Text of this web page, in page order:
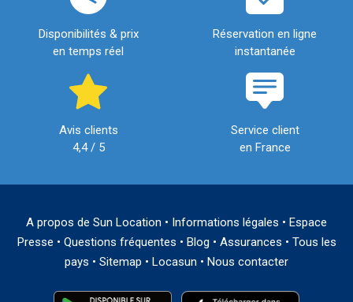
Disponibilités & prix
en temps réel
Réservation en ligne
instantanée
Avis clients
4,4 / 5
Service client
en France
A propos de Sun Location • Informations légales • Espace
Presse • Questions fréquentes • Blog • Assurances • Tous les
pays • Sitemap • Locasun • Nous contacter